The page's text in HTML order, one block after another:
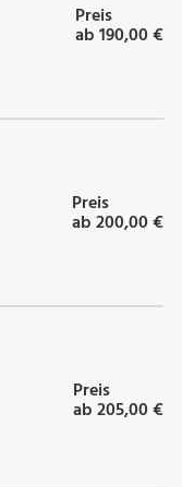
Preis
ab 190,00 €
Preis
ab 200,00 €
Preis
ab 205,00 €